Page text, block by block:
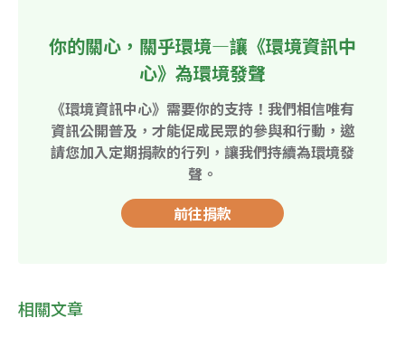
你的關心，關乎環境—讓《環境資訊中
心》為環境發聲
《環境資訊中心》需要你的支持！我們相信唯有
資訊公開普及，才能促成民眾的參與和行動，邀
請您加入定期捐款的行列，讓我們持續為環境發
聲。
前往捐款
相關文章